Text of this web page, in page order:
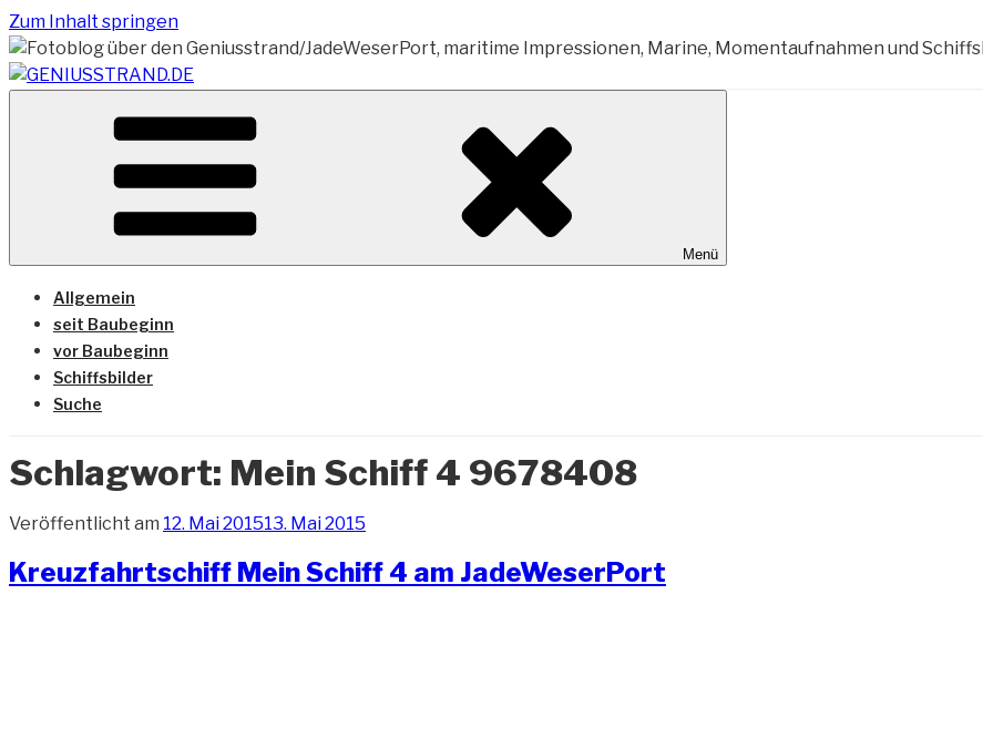
Zum Inhalt springen
GENIUSSTRAND.DE
Vom Geniusstrand zum JadeWeserPort/Container Terminal Wilhelmshaven
Menü
Allgemein
seit Baubeginn
vor Baubeginn
Schiffsbilder
Suche
Schlagwort: Mein Schiff 4 9678408
Veröffentlicht am 12. Mai 201513. Mai 2015
Kreuzfahrtschiff Mein Schiff 4 am JadeWeserPort